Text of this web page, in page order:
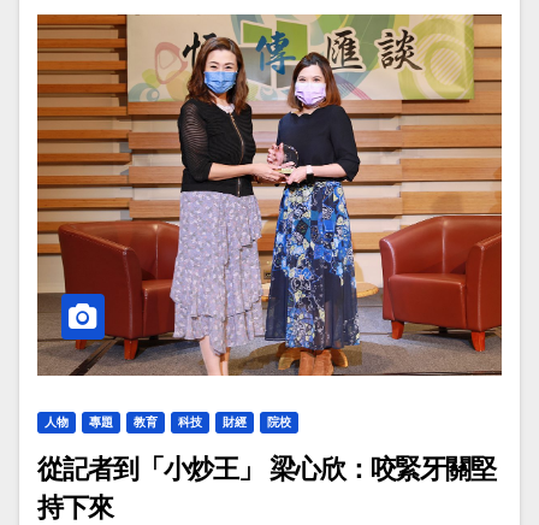
人物 專題 教育 科技 財經 院校
從記者到「小炒王」 梁心欣：咬緊牙關堅
持下來